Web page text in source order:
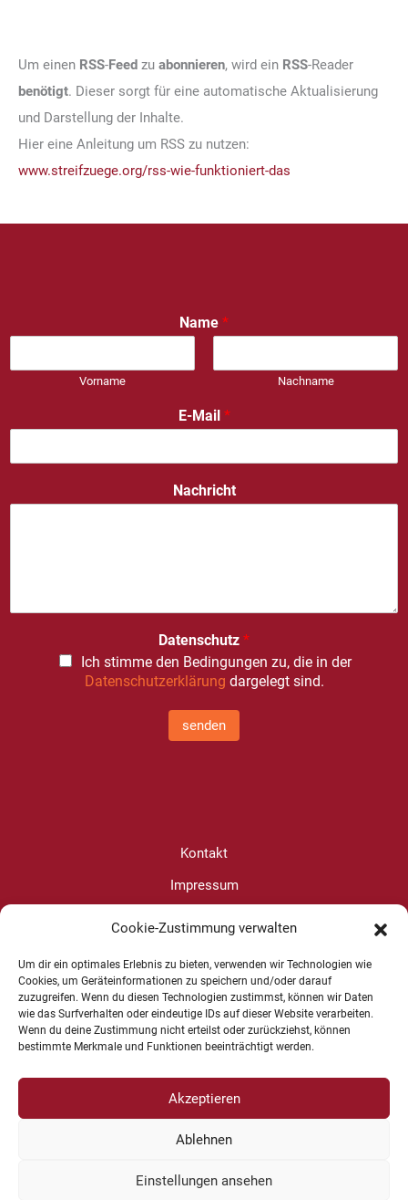
Cookie-Zustimmung verwalten
Um dir ein optimales Erlebnis zu bieten, verwenden wir Technologien wie
Cookies, um Geräteinformationen zu speichern und/oder darauf
zuzugreifen. Wenn du diesen Technologien zustimmst, können wir Daten
wie das Surfverhalten oder eindeutige IDs auf dieser Website verarbeiten.
Wenn du deine Zustimmung nicht erteilst oder zurückziehst, können
bestimmte Merkmale und Funktionen beeinträchtigt werden.
Akzeptieren
Ablehnen
Einstellungen ansehen
Um einen RSS-Feed zu abonnieren, wird ein RSS-Reader
benötigt. Dieser sorgt für eine automatische Aktualisierung
und Darstellung der Inhalte.
Hier eine Anleitung um RSS zu nutzen:
www.streifzuege.org/rss-wie-funktioniert-das
Name *
Vorname Nachname
E-Mail *
Nachricht
Datenschutz *
Ich stimme den Bedingungen zu, die in der
Datenschutzerklärung dargelegt sind.
senden
Kontakt
Impressum
Christine Wanjura
+49 1625 624599
-www.cohowe.de